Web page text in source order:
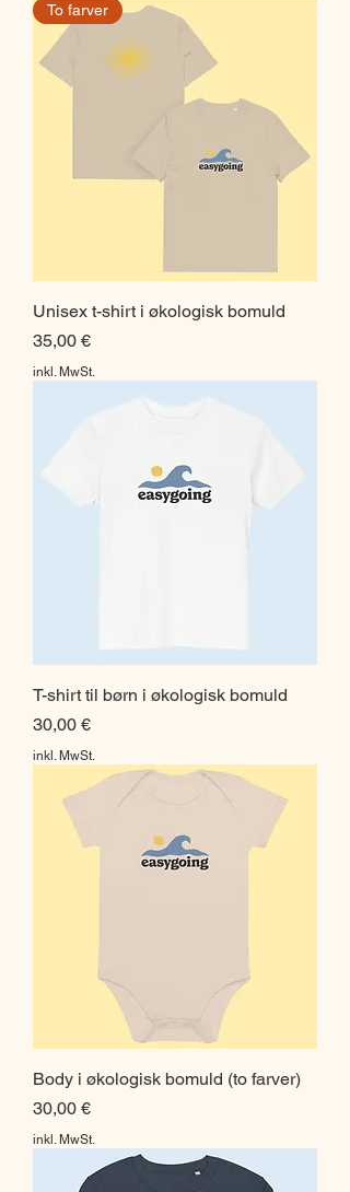
To farver
Unisex t-shirt i økologisk bomuld
Preis
35,00 €
inkl. MwSt.
T-shirt til børn i økologisk bomuld
Preis
30,00 €
inkl. MwSt.
Body i økologisk bomuld (to farver)
Preis
30,00 €
inkl. MwSt.